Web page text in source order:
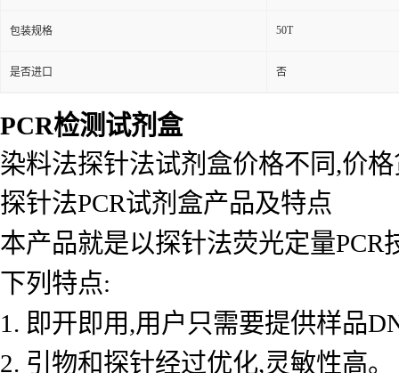
包装规格 50T
是否进口 否
PCR检测试剂盒
染料法探针法试剂盒价格不同,价
探针法PCR试剂盒产品及特点
本产品就是以探针法荧光定量
下列特点:
1. 即开即用,用户只需要提供样品
2. 引物和探针经过优化,灵敏性高。